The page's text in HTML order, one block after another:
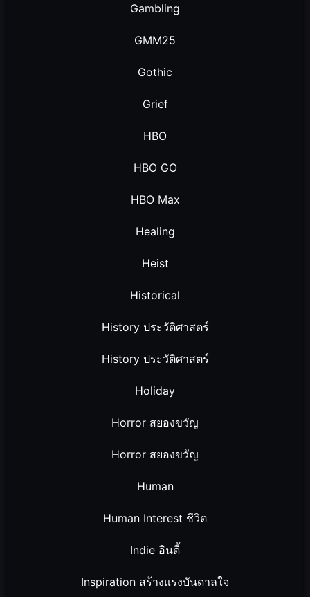
Gambling
GMM25
Gothic
Grief
HBO
HBO GO
HBO Max
Healing
Heist
Historical
History ประวัติศาสตร์
History ประวัติศาสตร์
Holiday
Horror สยองขวัญ
Horror สยองขวัญ
Human
Human Interest ชีวิต
Indie อินดี้
Inspiration สร้างแรงบันดาลใจ